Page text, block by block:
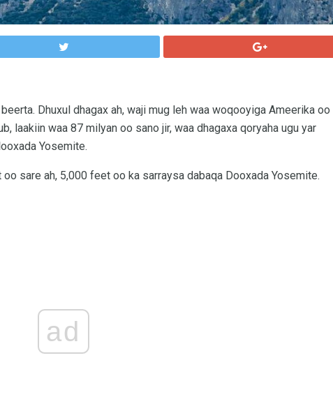
Dhuxul dhagax ah, waji mug leh waa woqooyiga Ameerika oo
laakiin waa 87 milyan oo sano jir, waa dhagaxa qoryaha ugu yar
Yosemite.
sare ah, 5,000 feet oo ka sarraysa dabaqa Dooxada Yosemite.
ad